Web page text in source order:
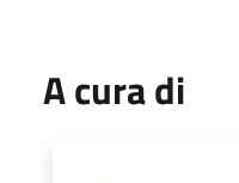
A cura di